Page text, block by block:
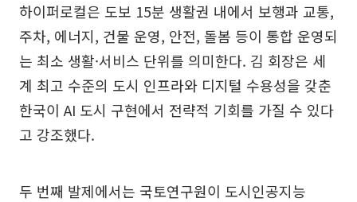
하이퍼로컬은 도보 15분 생활권 내에서 보행과 교통,
주차, 에너지, 건물 운영, 안전, 돌봄 등이 통합 운영되
는 최소 생활·서비스 단위를 의미한다. 김 회장은 세
계 최고 수준의 도시 인프라와 디지털 수용성을 갖춘
한국이 AI 도시 구현에서 전략적 기회를 가질 수 있다
고 강조했다.
두 번째 발제에서는 국토연구원이 도시인공지능